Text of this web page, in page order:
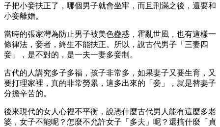
子把小妾扶正了，哪個男子就會坐牢，而且刑滿之後，還要和
小妾離婚。
當時的張家灣為防止男子被美色蠱惑，霍亂世風，也有這樣一
條律法，妾者，終生不能扶正。所以，說古代男子「三妻四
妾」，是不對的，是一夫一妻多妾制。
古代的人講究多子多福，孩子非常多，如果妻子又要生育，又
要打理家裡，真的非常勞累，這多出來的「妾」，就是替妻子
分擔辛苦的。
後來現代的女人心裡不平衡，說憑什麼古代男人能有這麼多老
婆，女子不能呢？怎麼不允許女子「多夫」呢？還搞什麼「貞